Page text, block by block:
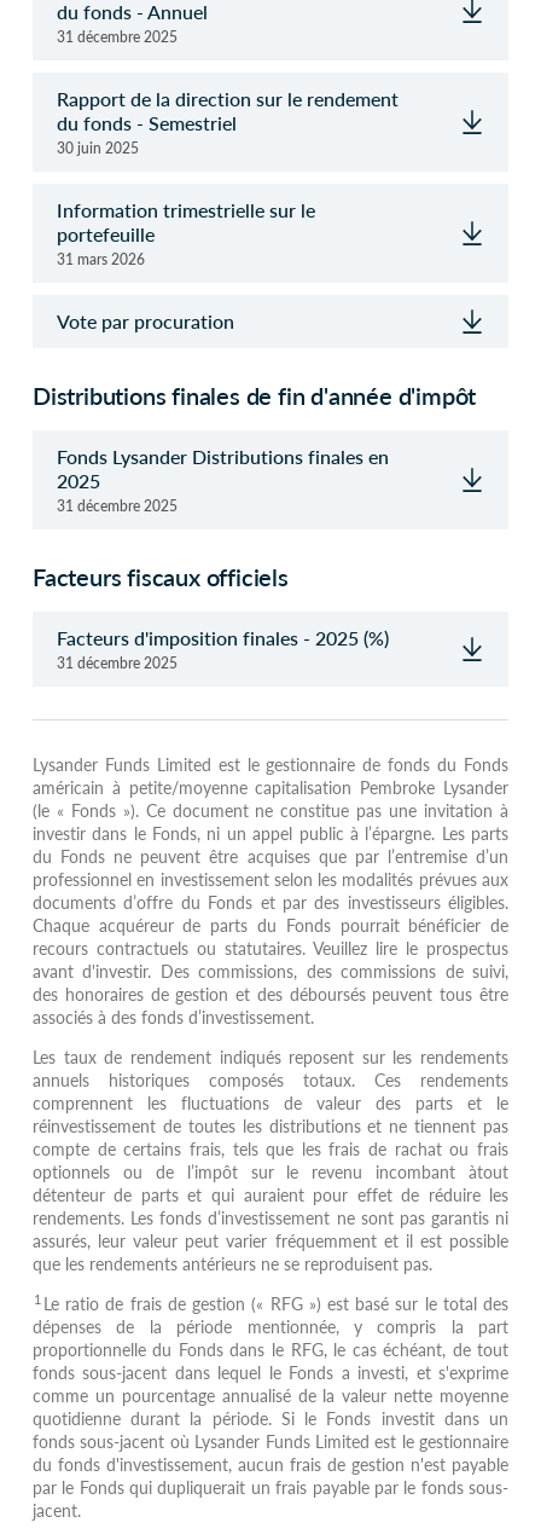
du fonds - Annuel
31 décembre 2025
Rapport de la direction sur le rendement
du fonds - Semestriel
30 juin 2025
Information trimestrielle sur le
portefeuille
31 mars 2026
Vote par procuration
Distributions finales de fin d'année d'impôt
Fonds Lysander Distributions finales en
2025
31 décembre 2025
Facteurs fiscaux officiels
Facteurs d'imposition finales - 2025 (%)
31 décembre 2025
Lysander Funds Limited est le gestionnaire de fonds du Fonds
américain à petite/moyenne capitalisation Pembroke Lysander
(le « Fonds »). Ce document ne constitue pas une invitation à
investir dans le Fonds, ni un appel public à l’épargne. Les parts
du Fonds ne peuvent être acquises que par l’entremise d’un
professionnel en investissement selon les modalités prévues aux
documents d’offre du Fonds et par des investisseurs éligibles.
Chaque acquéreur de parts du Fonds pourrait bénéficier de
recours contractuels ou statutaires. Veuillez lire le prospectus
avant d'investir. Des commissions, des commissions de suivi,
des honoraires de gestion et des déboursés peuvent tous être
associés à des fonds d’investissement.
Les taux de rendement indiqués reposent sur les rendements
annuels historiques composés totaux. Ces rendements
comprennent les fluctuations de valeur des parts et le
réinvestissement de toutes les distributions et ne tiennent pas
compte de certains frais, tels que les frais de rachat ou frais
optionnels ou de l’impôt sur le revenu incombant àtout
détenteur de parts et qui auraient pour effet de réduire les
rendements. Les fonds d’investissement ne sont pas garantis ni
assurés, leur valeur peut varier fréquemment et il est possible
que les rendements antérieurs ne se reproduisent pas.
1 Le ratio de frais de gestion (« RFG ») est basé sur le total des
dépenses de la période mentionnée, y compris la part
proportionnelle du Fonds dans le RFG, le cas échéant, de tout
fonds sous-jacent dans lequel le Fonds a investi, et s'exprime
comme un pourcentage annualisé de la valeur nette moyenne
quotidienne durant la période. Si le Fonds investit dans un
fonds sous-jacent où Lysander Funds Limited est le gestionnaire
du fonds d'investissement, aucun frais de gestion n'est payable
par le Fonds qui dupliquerait un frais payable par le fonds sous-
jacent.